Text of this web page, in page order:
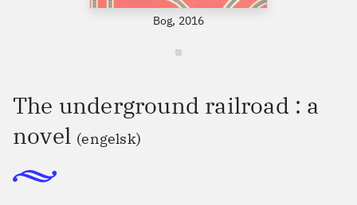
Bog, 2016
The underground railroad : a
novel (engelsk)